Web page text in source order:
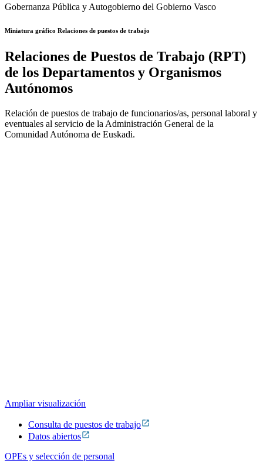
Gobernanza Pública y Autogobierno del Gobierno Vasco
Miniatura gráfico Relaciones de puestos de trabajo
Relaciones de Puestos de Trabajo (RPT)
de los Departamentos y Organismos
Autónomos
Relación de puestos de trabajo de funcionarios/as, personal laboral y
eventuales al servicio de la Administración General de la
Comunidad Autónoma de Euskadi.
Ampliar visualización
Consulta de puestos de trabajo
Datos abiertos
OPEs y selección de personal